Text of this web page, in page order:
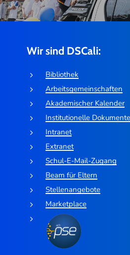
Wir sind DSCali:
Bibliothek
Arbeitsgemeinschaften
Akademischer Kalender
Institutionelle Dokumente
Intranet
Extranet
Schul-E-Mail-Zugang
Beam für Eltern
Stellenangebote
Marketplace